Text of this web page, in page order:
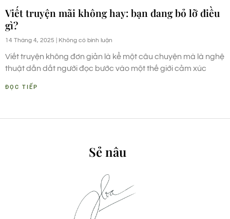
Viết truyện mãi không hay: bạn đang bỏ lỡ điều
gì?
14 Tháng 4, 2025 Không có bình luận
Viết truyện không đơn giản là kể một câu chuyện mà là nghệ
thuật dẫn dắt người đọc bước vào một thế giới cảm xúc
ĐỌC TIẾP
Sẻ nâu